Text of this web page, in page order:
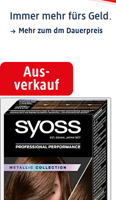
Immer mehr fürs Geld.
Mehr zum dm Dauerpreis